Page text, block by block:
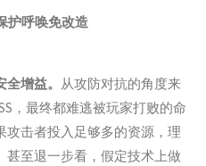
护呼唤免改造
增益。 从攻防对抗的角度来
，最终都难逃被玩家打败的命
击者投入足够多的资源，理
至退一步看，假定技术上做